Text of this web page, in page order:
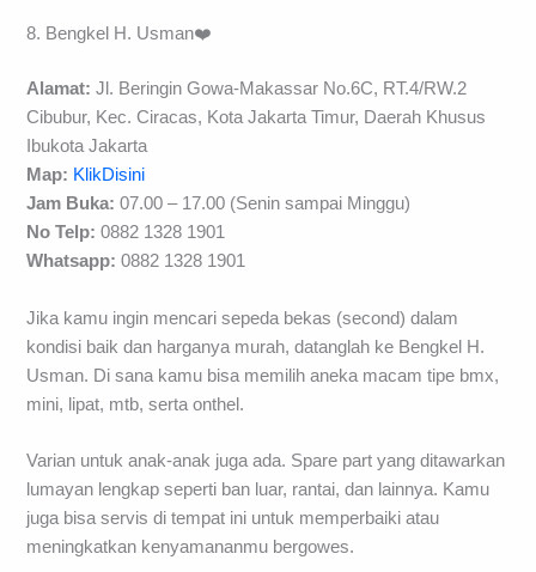
8. Bengkel H. Usman❤️
Alamat: Jl. Beringin Gowa-Makassar No.6C, RT.4/RW.2
Cibubur, Kec. Ciracas, Kota Jakarta Timur, Daerah Khusus
Ibukota Jakarta
Map: KlikDisini
Jam Buka: 07.00 – 17.00 (Senin sampai Minggu)
No Telp: 0882 1328 1901
Whatsapp: 0882 1328 1901
Jika kamu ingin mencari sepeda bekas (second) dalam
kondisi baik dan harganya murah, datanglah ke Bengkel H.
Usman. Di sana kamu bisa memilih aneka macam tipe bmx,
mini, lipat, mtb, serta onthel.
Varian untuk anak-anak juga ada. Spare part yang ditawarkan
lumayan lengkap seperti ban luar, rantai, dan lainnya. Kamu
juga bisa servis di tempat ini untuk memperbaiki atau
meningkatkan kenyamananmu bergowes.